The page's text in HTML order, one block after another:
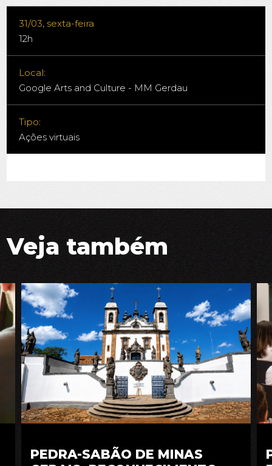
31/03, sexta-feira
12h
Local:
Google Arts and Culture - MM Gerdau
Tipo:
Ações virtuais
Veja também
PEDRA-SABÃO DE MINAS